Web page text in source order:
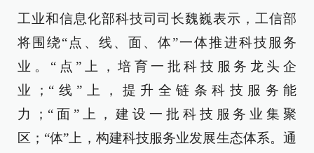
工业和信息化部科技司司长魏巍表示，工信部
将围绕“点、线、面、体”一体推进科技服务
业。“点”上，培育一批科技服务龙头企
业；“线”上，提升全链条科技服务能
力；“面”上，建设一批科技服务业集聚
区；“体”上，构建科技服务业发展生态体系。通